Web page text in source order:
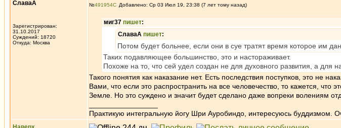
СлаваА
Зарегистрирован:
31.10.2017
Суждений: 18720
Откуда: Москва
№491954 Добавлено: Ср 03 Июл 19, 23:38 (7 лет тому назад)
миг37 пишет:
СлаваА пишет:
Потом будет больнее, если они в суе тратят время которое им
Таких подавляющее большинство, это и настораживает.
Похоже на то, что сей удел создан не для духовного развития, а для
Такого понятия как наказание нет. Есть последствия поступков, это не
Вами, что если это распространить на все человечество, то кажется,
Земле. Но это суждено и значит будет сделано даже вопреки волениям
Практикую интегральную йогу Шри Ауробиндо, интересуюсь буддизмом.